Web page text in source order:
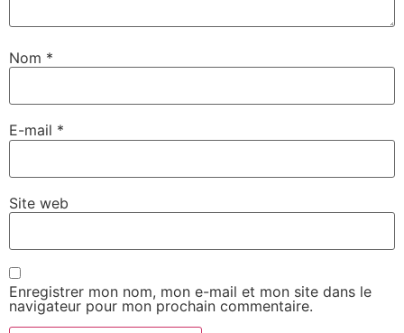
Nom *
E-mail *
Site web
Enregistrer mon nom, mon e-mail et mon site dans le
navigateur pour mon prochain commentaire.